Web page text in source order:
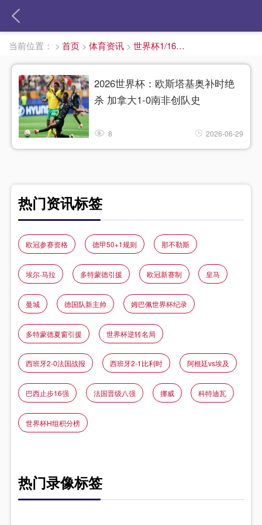
当前位置： > 首页 > 体育资讯 > 世界杯1/16决赛战报
2026世界杯：欧斯塔基奥补时绝
杀 加拿大1-0南非创队史
8 2026-06-29
热门资讯标签
欧冠参赛资格 德甲50+1规则 那不勒斯
埃尔·马拉 多特蒙德引援 欧冠新赛制 皇马
曼城 德国队新主帅 姆巴佩世界杯纪录
多特蒙德夏窗引援 世界杯逆转名局
西班牙2-0法国战报 西班牙2-1比利时 阿根廷vs埃及
巴西止步16强 法国晋级八强 挪威 科特迪瓦
世界杯H组积分榜
热门录像标签